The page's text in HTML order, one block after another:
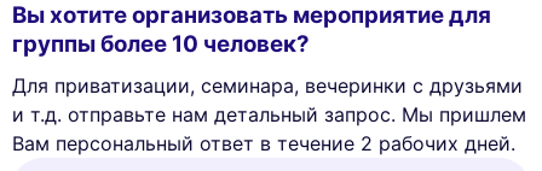
Вы хотите организовать мероприятие для
группы более 10 человек?
Для приватизации, семинара, вечеринки с друзьями
и т.д. отправьте нам детальный запрос. Мы пришлем
Вам персональный ответ в течение 2 рабочих дней.